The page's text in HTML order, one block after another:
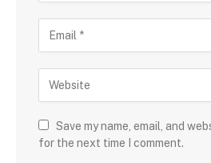
Save my name, email, and
for the next time I comment.